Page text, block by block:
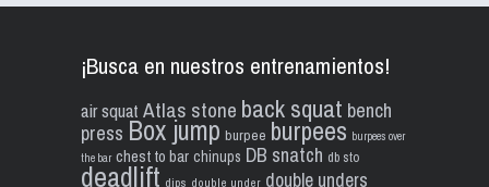
¡Busca en nuestros entrenamientos!
air squat Atlas stone back squat bench
press Box jump burpee burpees burpees over
the bar chest to bar chinups DB snatch db sto
deadlift dips double under double unders